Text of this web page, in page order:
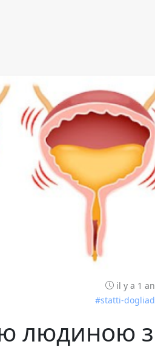
il y a 1 an
#statti-dogliad
людиною з